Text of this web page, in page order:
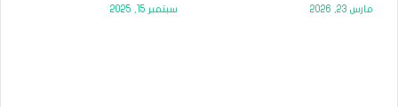
مارس 23, 2026 سبتمبر 15, 2025